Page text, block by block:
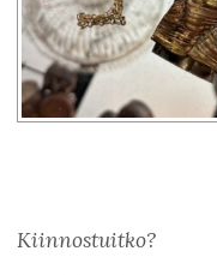
Kiinnostuitko?